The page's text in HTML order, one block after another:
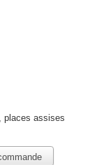
places assises